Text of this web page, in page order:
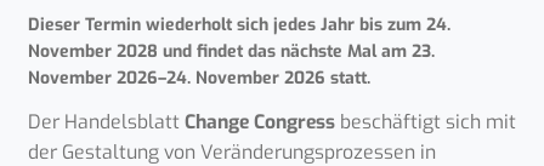
Dieser Termin wiederholt sich jedes Jahr bis zum 24.
November 2028 und findet das nächste Mal am 23.
November 2026–24. November 2026 statt.
Der Handelsblatt Change Congressbeschäftigt sich mit
der Gestaltung von Veränderungsprozessen in